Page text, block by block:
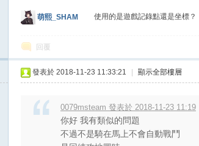
萌熙_SHAM 使用的是遊戲記錄點還是坐標？
回覆
發表於 2018-11-23 11:33:21 顯示全部樓層
0079msteam 發表於 2018-11-23 11:19
你好 我有類似的問題
不過不是騎在馬上不會自動戰鬥